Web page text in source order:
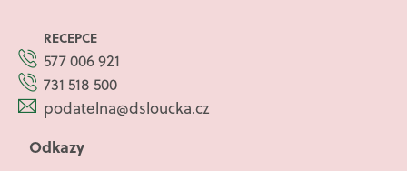
RECEPCE
577 006 921
731 518 500
podatelna@dsloucka.cz
Odkazy